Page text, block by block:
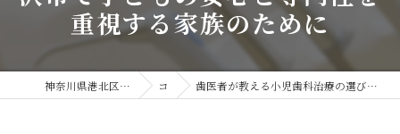
重視する家族のために
神奈川県港北区の歯医者ならソラーレ歯科・矯正歯科 コラム 歯医者が教える小児歯科治療の選び方神奈川県横浜市港北区藤沢市で子どもの安心と専門性を重視する家族のために